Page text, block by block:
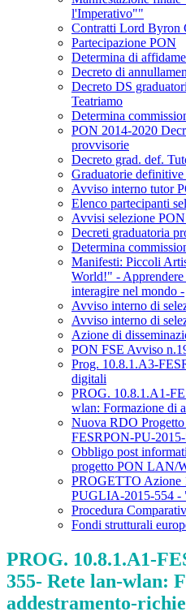
l'Imperativo""
Contratti Lord Byron
Partecipazione PON
Determina di
Decreto di
Decreto DS
Teatriamo
Determina
PON 2014-2020
provvisorie
Decreto grad. def.
Graduatorie definitive
Avviso interno tutor
Elenco partecipanti
Avvisi selezione
Decreti graduatoria
Determina
Manifesti: Piccoli
World!" -
interagire nel mondo -
Avviso interno di
Avviso interno di
Azione di
PON FSE Avviso
Prog. 10.8.1.A3-
digitali
PROG. 10.8.1.A1-
wlan: Formazione di
Nuova RDO
FESRPON-PU-
Obbligo post
progetto PON LAN/
PROGETTO Azione
PUGLIA-2015-554
Procedura
Fondi strutturali
PROG. 10.8.1.A1-
355- Rete lan-wlan:
addestramento-